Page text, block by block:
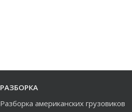
РАЗБОРКА
Разборка американских грузовиков